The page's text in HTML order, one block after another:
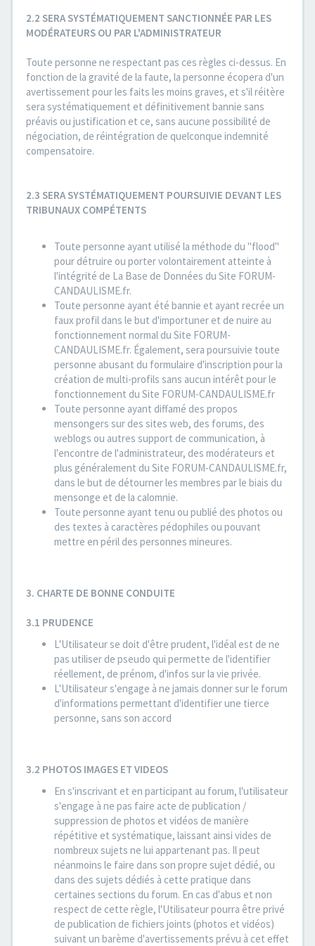
2.2 SERA SYSTÉMATIQUEMENT SANCTIONNÉE PAR LES
MODÉRATEURS OU PAR L'ADMINISTRATEUR
Toute personne ne respectant pas ces règles ci-dessus. En
fonction de la gravité de la faute, la personne écopera d'un
avertissement pour les faits les moins graves, et s'il réitère
sera systématiquement et définitivement bannie sans
préavis ou justification et ce, sans aucune possibilité de
négociation, de réintégration de quelconque indemnité
compensatoire.
2.3 SERA SYSTÉMATIQUEMENT POURSUIVIE DEVANT LES
TRIBUNAUX COMPÉTENTS
Toute personne ayant utilisé la méthode du "flood"
pour détruire ou porter volontairement atteinte à
l'intégrité de La Base de Données du Site FORUM-
CANDAULISME.fr.
Toute personne ayant été bannie et ayant recrée un
faux profil dans le but d'importuner et de nuire au
fonctionnement normal du Site FORUM-
CANDAULISME.fr. Également, sera poursuivie toute
personne abusant du formulaire d'inscription pour la
création de multi-profils sans aucun intérêt pour le
fonctionnement du Site FORUM-CANDAULISME.fr
Toute personne ayant diffamé des propos
mensongers sur des sites web, des forums, des
weblogs ou autres support de communication, à
l'encontre de l'administrateur, des modérateurs et
plus généralement du Site FORUM-CANDAULISME.fr,
dans le but de détourner les membres par le biais du
mensonge et de la calomnie.
Toute personne ayant tenu ou publié des photos ou
des textes à caractères pédophiles ou pouvant
mettre en péril des personnes mineures.
3. CHARTE DE BONNE CONDUITE
3.1 PRUDENCE
L'Utilisateur se doit d'être prudent, l'idéal est de ne
pas utiliser de pseudo qui permette de l'identifier
réellement, de prénom, d'infos sur la vie privée.
L'Utilisateur s'engage à ne jamais donner sur le forum
d'informations permettant d'identifier une tierce
personne, sans son accord
3.2 PHOTOS IMAGES ET VIDEOS
En s'inscrivant et en participant au forum, l'utilisateur
s'engage à ne pas faire acte de publication /
suppression de photos et vidéos de manière
répétitive et systématique, laissant ainsi vides de
nombreux sujets ne lui appartenant pas. Il peut
néanmoins le faire dans son propre sujet dédié, ou
dans des sujets dédiés à cette pratique dans
certaines sections du forum. En cas d'abus et non
respect de cette règle, l'Utilisateur pourra être privé
de publication de fichiers joints (photos et vidéos)
suivant un barème d'avertissements prévu à cet effet